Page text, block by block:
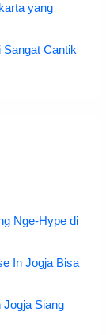
yang
Sangat Cantik
Nge-Hype di
In Jogja Bisa
Jogja Siang